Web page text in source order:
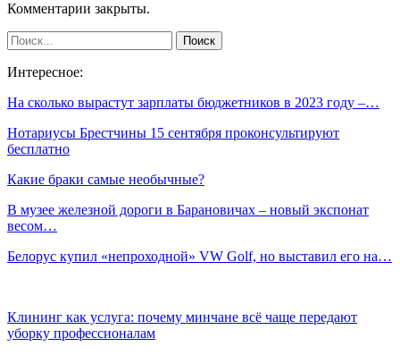
Комментарии закрыты.
Интересное:
На сколько вырастут зарплаты бюджетников в 2023 году –…
Нотариусы Брестчины 15 сентября проконсультируют
бесплатно
Какие браки самые необычные?
В музее железной дороги в Барановичах – новый экспонат
весом…
Белорус купил «непроходной» VW Golf, но выставил его на…
Клининг как услуга: почему минчане всё чаще передают
уборку профессионалам